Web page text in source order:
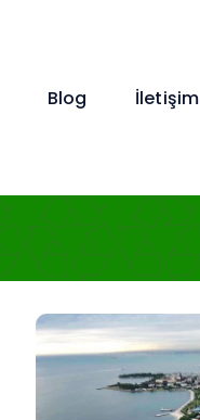
Blog İletişim